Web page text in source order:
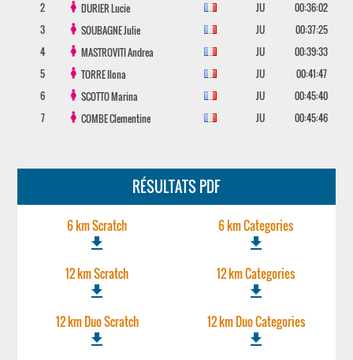
2
DURIERLucie JU
00:36:02
3
SOUBAGNEJulie JU
00:37:25
4
MASTROVITIAndrea JU
00:39:33
5
TORREIlona JU
00:41:47
6
SCOTTOMarina JU
00:45:40
7
COMBEClementine JU 00:45:46
RÉSULTATS PDF
6 km Scratch
file_download
6 km Categories
file_download
12 km Scratch
file_download
12 km Categories
file_download
12 km Duo Scratch
file_download
12 km Duo Categories
file_download